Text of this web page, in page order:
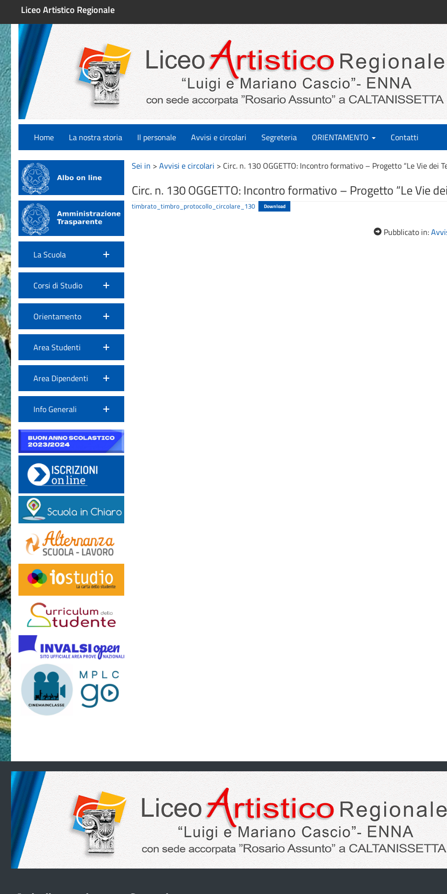
Liceo Artistico Regionale
Home La nostra storia Il personale Avvisi e circolari Segreteria ORIENTAMENTO Contatti
La Scuola
Corsi di Studio
Orientamento
Area Studenti
Area Dipendenti
Info Generali
Sei in > Avvisi e circolari > Circ. n. 130 OGGETTO: Incontro formativo – Progetto “Le Vie dei
Circ. n. 130 OGGETTO: Incontro formativo – Progetto “Le Vie
timbrato_timbro_protocollo_circolare_130 Download
Pubblicato in: